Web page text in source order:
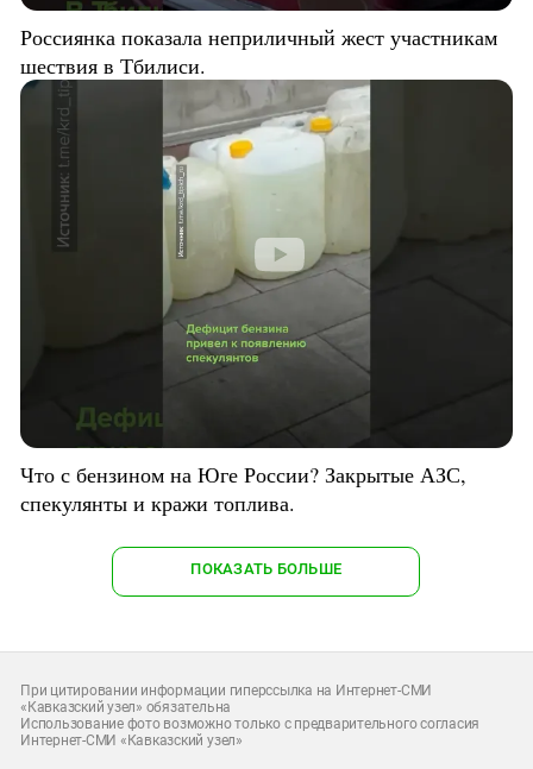
Россиянка показала неприличный жест участникам
шествия в Тбилиси.
Что с бензином на Юге России? Закрытые АЗС,
спекулянты и кражи топлива.
ПОКАЗАТЬ БОЛЬШЕ
При цитировании информации гиперссылка на Интернет-СМИ
«Кавказский узел» обязательна
Использование фото возможно только с предварительного согласия
Интернет-СМИ «Кавказский узел»